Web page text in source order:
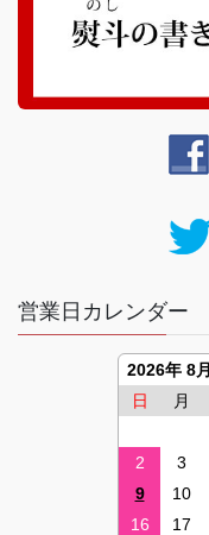
営業日カレンダー
2026年 8月
日
月
2
3
9
10
16
17